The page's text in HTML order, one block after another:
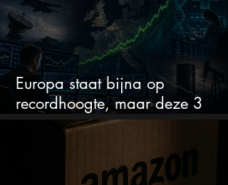
Europa staat bijna op
recordhoogte, maar deze 3
sectoren vallen nu op